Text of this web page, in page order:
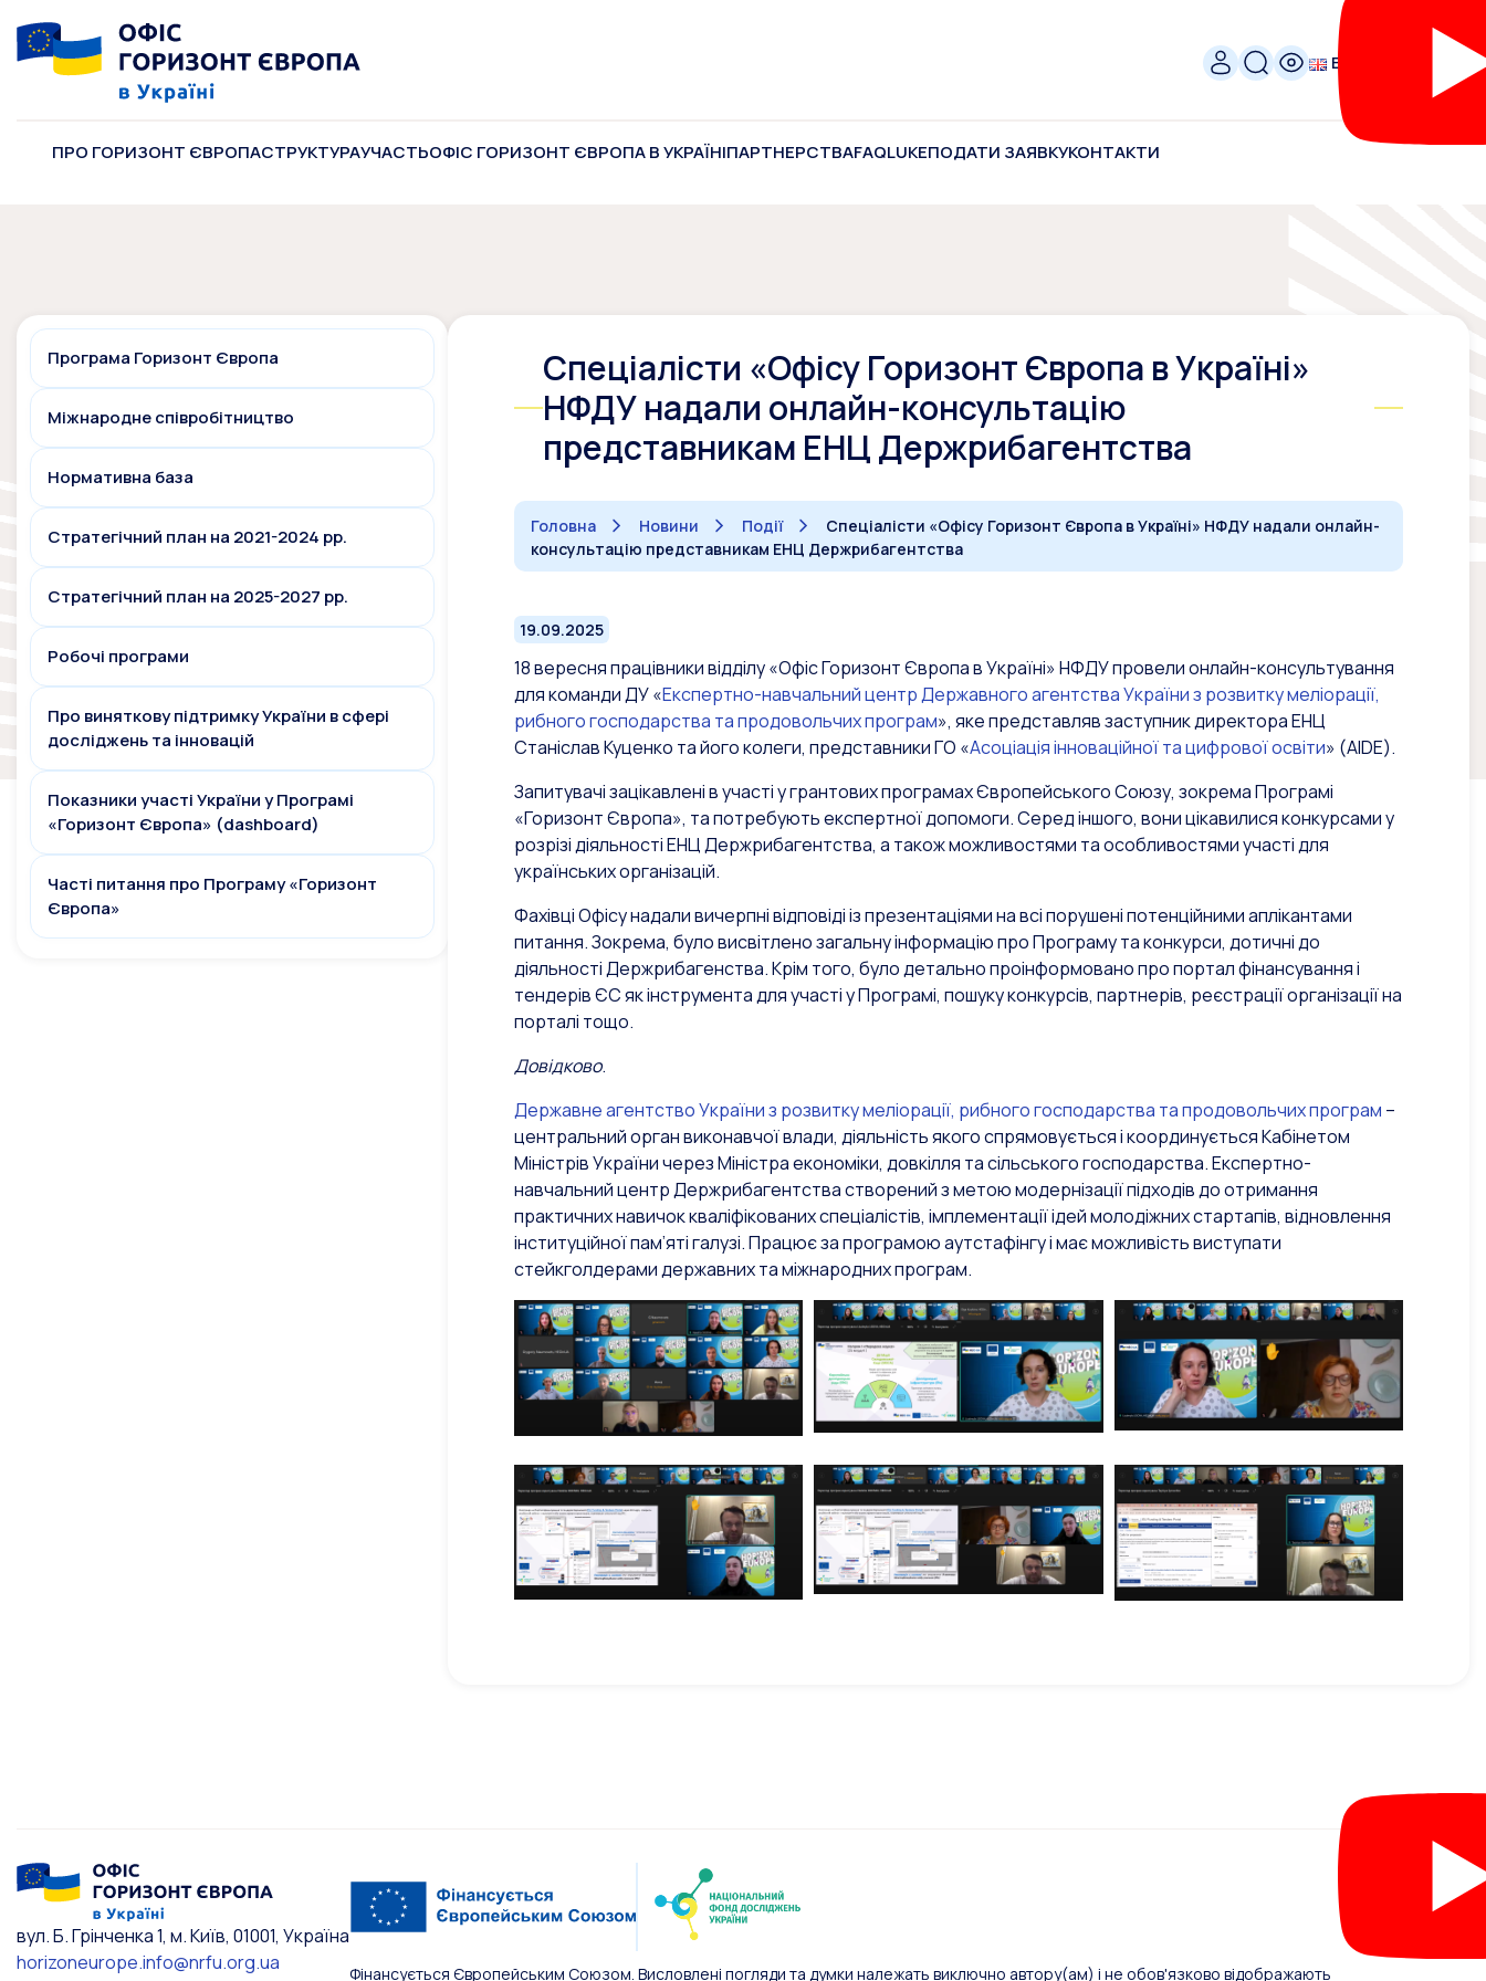
ENG
ПРО ГОРИЗОНТ ЄВРОПАСТРУКТУРАУЧАСТЬОФІС ГОРИЗОНТ ЄВРОПА В УКРАЇНІПАРТНЕРСТВАFAQLUKEПОДАТИ ЗАЯВКУКОНТАКТИ
Програма Горизонт Європа
Міжнародне співробітництво
Нормативна база
Стратегічний план на 2021-2024 рр.
Стратегічний план на 2025-2027 рр.
Робочі програми
Про виняткову підтримку України в сфері
досліджень та інновацій
Показники участі України у Програмі
«Горизонт Європа» (dashboard)
Часті питання про Програму «Горизонт
Європа»
Спеціалісти «Офісу Горизонт Європа в Україні»
НФДУ надали онлайн-консультацію
представникам ЕНЦ Держрибагентства
Головна Новини Події
Спеціалісти «Офісу Горизонт Європа в Україні» НФДУ надали онлайн-
консультацію представникам ЕНЦ Держрибагентства
19.09.2025
18 вересня працівники відділу «Офіс Горизонт Європа в Україні» НФДУ провели онлайн-консультування
для команди ДУ «Експертно-навчальний центр Державного агентства України з розвитку меліорації,
рибного господарства та продовольчих програм», яке представляв заступник директора ЕНЦ
Станіслав Куценко та його колеги, представники ГО «Асоціація інноваційної та цифрової освіти» (АІDE).
Запитувачі зацікавлені в участі у грантових програмах Європейського Союзу, зокрема Програмі
«Горизонт Європа», та потребують експертної допомоги. Серед іншого, вони цікавилися конкурсами у
розрізі діяльності ЕНЦ Держрибагентства, а також можливостями та особливостями участі для
українських організацій.
Фахівці Офісу надали вичерпні відповіді із презентаціями на всі порушені потенційними аплікантами
питання. Зокрема, було висвітлено загальну інформацію про Програму та конкурси, дотичні до
діяльності Держрибагенства. Крім того, було детально проінформовано про портал фінансування і
тендерів ЄС як інструмента для участі у Програмі, пошуку конкурсів, партнерів, реєстрації організації на
порталі тощо.
Довідково.
Державне агентство України з розвитку меліорації, рибного господарства та продовольчих програм –
центральний орган виконавчої влади, діяльність якого спрямовується і координується Кабінетом
Міністрів України через Міністра економіки, довкілля та сільського господарства. Експертно-
навчальний центр Держрибагентства створений з метою модернізації підходів до отримання
практичних навичок кваліфікованих спеціалістів, імплементації ідей молодіжних стартапів, відновлення
інституційної пам’яті галузі. Працює за програмою аутстафінгу і має можливість виступати
стейкголдерами державних та міжнародних програм.
вул. Б. Грінченка 1, м. Київ, 01001, Україна
horizoneurope.info@nrfu.org.ua
Фінансується Європейським Союзом. Висловлені погляди та думки належать виключно автору(ам) і не обов'язково відображають